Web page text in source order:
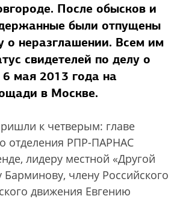
После обысков и
были отпущены
о неразглашении. Всем им
свидетелей по делу о
6 мая 2013 года на
в Москве.
к четверым: главе
отделения РПР-ПАРНАС
лидеру местной «Другой
Барминову, члену Российского
движения Евгению